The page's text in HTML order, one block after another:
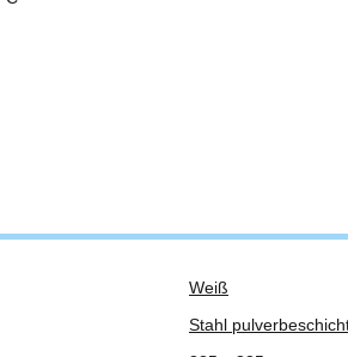
Weiß
Stahl